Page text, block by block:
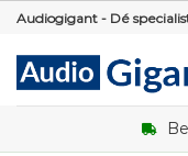
Skip
content
Audiogigant - Dé